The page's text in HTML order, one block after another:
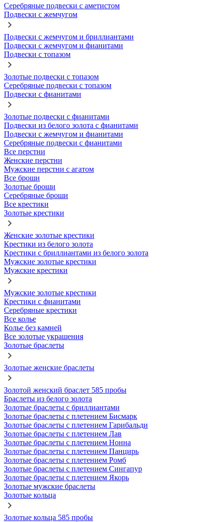
Серебряные подвески с аметистом
Подвески с жемчугом
Подвески с жемчугом и бриллиантами
Подвески с жемчугом и фианитами
Подвески с топазом
Золотые подвески с топазом
Серебряные подвески с топазом
Подвески с фианитами
Золотые подвески с фианитами
Подвески из белого золота с фианитами
Подвески с жемчугом и фианитами
Серебряные подвески с фианитами
Все перстни
Женские перстни
Мужские перстни с агатом
Все броши
Золотые броши
Серебряные броши
Все крестики
Золотые крестики
Женские золотые крестики
Крестики из белого золота
Крестики с бриллиантами из белого золота
Мужские золотые крестики
Мужские крестики
Мужские золотые крестики
Крестики с фианитами
Серебряные крестики
Все колье
Колье без камней
Все золотые украшения
Золотые браслеты
Золотые женские браслеты
Золотой женский браслет 585 пробы
Браслеты из белого золота
Золотые браслеты с бриллиантами
Золотые браслеты с плетением Бисмарк
Золотые браслеты с плетением Гарибальди
Золотые браслеты с плетением Лав
Золотые браслеты с плетением Нонна
Золотые браслеты с плетением Панцирь
Золотые браслеты с плетением Ромб
Золотые браслеты с плетением Сингапур
Золотые браслеты с плетением Якорь
Золотые мужские браслеты
Золотые кольца
Золотые кольца 585 пробы